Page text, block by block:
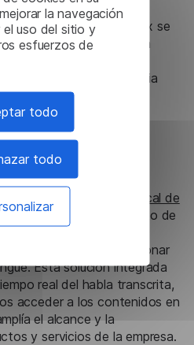
la navegación
el uso del sitio y
esfuerzos de
todo
todo
constante.Lingvanex se
clientes una asistencia
hoja de ruta de mejora
ofrece asistencia
de problemas y
garantizar que la
de voz se mantiene
traducción automática local de
de reconocimiento de
y tecnología pueden
de productos y proporcionar
Esta solución integrada
real del habla transcrita,
acceder a los contenidos en
el alcance y la
y servicios de la empresa.